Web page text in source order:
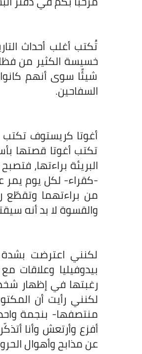
تُكتب أغلب أحداث
خسيسة الكثير من
شيئًا سوى أنهم
السفاحين.
أغوتا كريستوف
تكتب أغوتا قصتها
البريئة براءتها،
-كقراء- لكل يوم يمر
من براءتهما وتقطّع
والقسوة لا بد أنه
لكنني اعترضت
بيدوفيليا وعلاقات
رغبتها في إظهار
لكنني رأيت أن
منتصفها- بنجمة
أفزع وأرتعش وأنا
عن مذابح وأهوال